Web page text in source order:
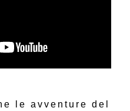
le avventure del